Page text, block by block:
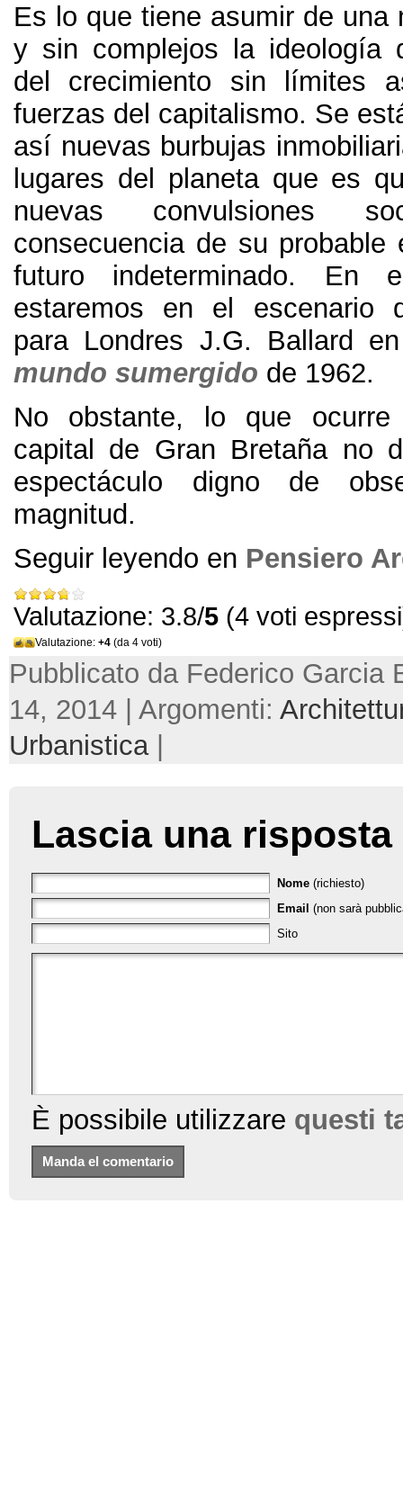
Es lo que tiene asumir de una
y sin complejos la ideología
del crecimiento sin límites
fuerzas del capitalismo. Se
así nuevas burbujas
lugares del planeta que es
nuevas convulsiones
consecuencia de su probable
futuro indeterminado. En
estaremos en el escenario
para Londres J.G. Ballard
mundo sumergido de 1962.
No obstante, lo que
capital de Gran Bretaña no
espectáculo digno de
magnitud.
Seguir leyendo en Pensiero
Valutazione: 3.8/5 (4 voti
Valutazione: +4 (da 4 voti)
Pubblicato da Federico Garcia
14, 2014 | Argomenti:
Urbanistica|
Lascia una risposta
Nome (richiesto)
Email (non sarà
Sito
È possibile utilizzare questi